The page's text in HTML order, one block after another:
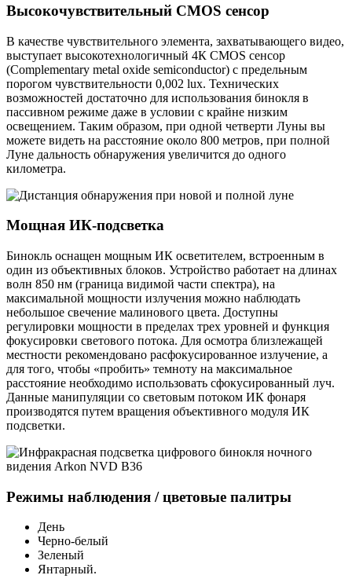
Высокочувствительный CMOS сенсор
В качестве чувствительного элемента, захватывающего видео,
выступает высокотехнологичный 4К CMOS сенсор
(Complementary metal oxide semiconductor) с предельным
порогом чувствительности 0,002 lux. Технических
возможностей достаточно для использования бинокля в
пассивном режиме даже в условии с крайне низким
освещением. Таким образом, при одной четверти Луны вы
можете видеть на расстояние около 800 метров, при полной
Луне дальность обнаружения увеличится до одного
километра.
Мощная ИК-подсветка
Бинокль оснащен мощным ИК осветителем, встроенным в
один из объективных блоков. Устройство работает на длинах
волн 850 нм (граница видимой части спектра), на
максимальной мощности излучения можно наблюдать
небольшое свечение малинового цвета. Доступны
регулировки мощности в пределах трех уровней и функция
фокусировки светового потока. Для осмотра близлежащей
местности рекомендовано расфокусированное излучение, а
для того, чтобы «пробить» темноту на максимальное
расстояние необходимо использовать сфокусированный луч.
Данные манипуляции со световым потоком ИК фонаря
производятся путем вращения объективного модуля ИК
подсветки.
Режимы наблюдения / цветовые палитры
День
Черно-белый
Зеленый
Янтарный.